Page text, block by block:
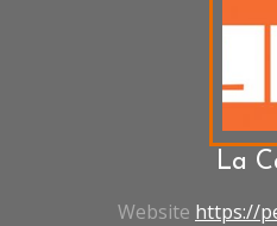
La
Website https://